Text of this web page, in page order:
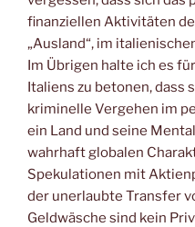
finanziellen Aktivitäten
„Ausland“, im
Im Übrigen halte ich es
Italiens zu betonen, dass
kriminelle Vergehen im
ein Land und seine
wahrhaft globalen
Spekulationen mit
der unerlaubte Transfer
Geldwäsche sind kein